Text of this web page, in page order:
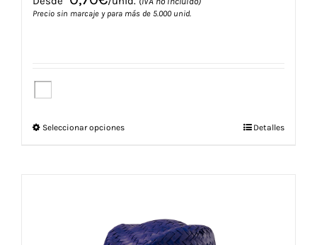
Precio sin marcaje y para más de 5.000 unid.
Seleccionar opcionesEste
opciones
se
Detalles